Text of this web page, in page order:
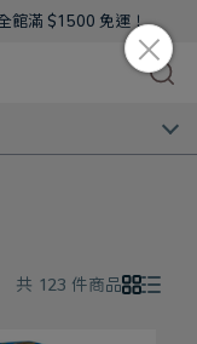
館滿 $1500 免運！
共 123 件商品